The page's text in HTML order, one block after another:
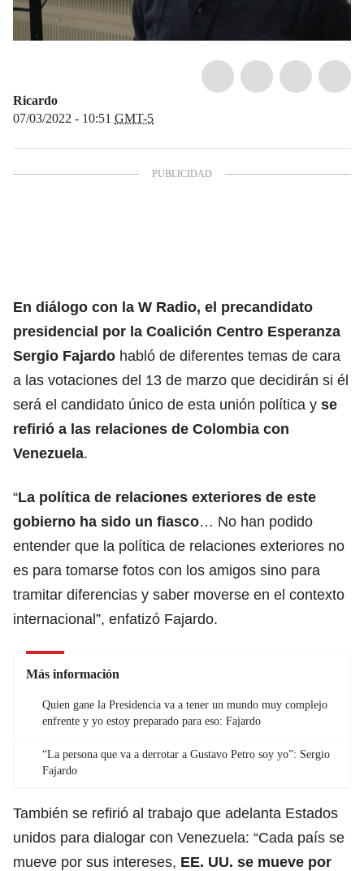
Ricardo
07/03/2022 - 10:51 GMT-5
En diálogo con la W Radio, el precandidato
presidencial por la Coalición Centro Esperanza
Sergio Fajardo habló de diferentes temas de cara
a las votaciones del 13 de marzo que decidirán si él
será el candidato único de esta unión política y se
refirió a las relaciones de Colombia con
Venezuela.
“La política de relaciones exteriores de este
gobierno ha sido un fiasco… No han podido
entender que la política de relaciones exteriores no
es para tomarse fotos con los amigos sino para
tramitar diferencias y saber moverse en el contexto
internacional”, enfatizó Fajardo.
Más información
Quien gane la Presidencia va a tener un mundo muy complejo
enfrente y yo estoy preparado para eso: Fajardo
“La persona que va a derrotar a Gustavo Petro soy yo”: Sergio
Fajardo
También se refirió al trabajo que adelanta Estados
unidos para dialogar con Venezuela: “Cada país se
mueve por sus intereses, EE. UU. se mueve por